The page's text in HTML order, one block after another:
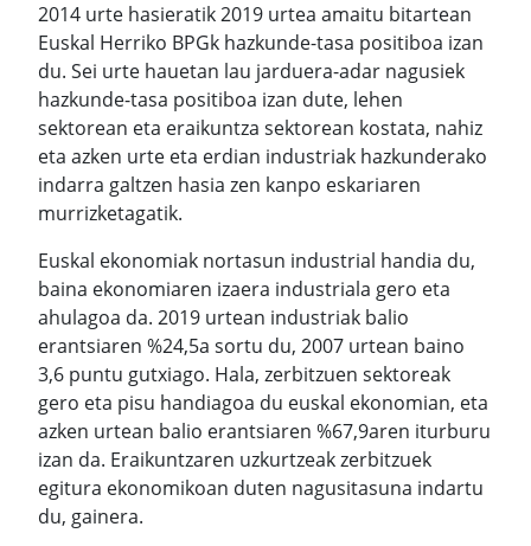
2014 urte hasieratik 2019 urtea amaitu bitartean
Euskal Herriko BPGk hazkunde-tasa positiboa izan
du. Sei urte hauetan lau jarduera-adar nagusiek
hazkunde-tasa positiboa izan dute, lehen
sektorean eta eraikuntza sektorean kostata, nahiz
eta azken urte eta erdian industriak hazkunderako
indarra galtzen hasia zen kanpo eskariaren
murrizketagatik.
Euskal ekonomiak nortasun industrial handia du,
baina ekonomiaren izaera industriala gero eta
ahulagoa da. 2019 urtean industriak balio
erantsiaren %24,5a sortu du, 2007 urtean baino
3,6 puntu gutxiago. Hala, zerbitzuen sektoreak
gero eta pisu handiagoa du euskal ekonomian, eta
azken urtean balio erantsiaren %67,9aren iturburu
izan da. Eraikuntzaren uzkurtzeak zerbitzuek
egitura ekonomikoan duten nagusitasuna indartu
du, gainera.